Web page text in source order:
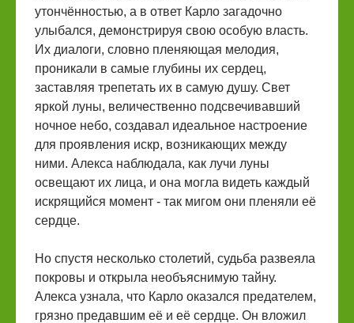
утончённостью, а в ответ Карло загадочно
улыбался, демонстрируя свою особую власть.
Их диалоги, словно пленяющая мелодия,
проникали в самые глубины их сердец,
заставляя трепетать их в самую душу. Свет
яркой луны, величественно подсвечивавший
ночное небо, создавал идеальное настроение
для проявления искр, возникающих между
ними. Алекса наблюдала, как лучи луны
освещают их лица, и она могла видеть каждый
искрящийся момент - так мигом они пленяли её
сердце.
Но спустя несколько столетий, судьба развеяла
покровы и открыла необъяснимую тайну.
Алекcа узнала, что Карло оказался предателем,
грязно предавшим её и её сердце. Он вложил